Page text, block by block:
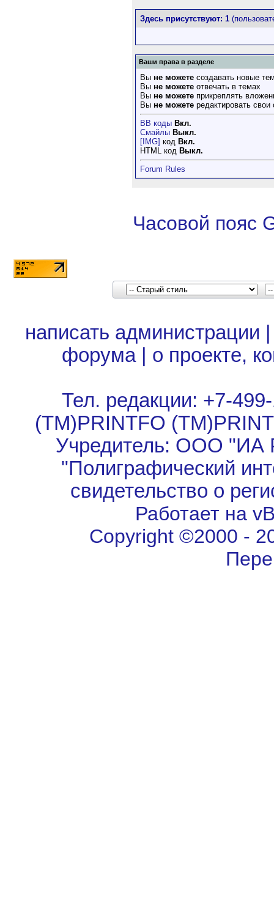
Здесь присутствуют: 1
Ваши права в разделе
Вы не можете создавать новые
Вы не можете отвечать в темах
Вы не можете прикреплять
Вы не можете редактировать
BB коды Вкл.
Смайлы Выкл.
[IMG] код Вкл.
HTML код Выкл.
Forum Rules
Часовой пояс
написать администрации
форума| о проекте,
Тел. редакции: +7-
(TM)PRINTFO
Учредитель: ООО "ИА
"Полиграфический
свидетельство о
Работает на
Copyright ©2000 -